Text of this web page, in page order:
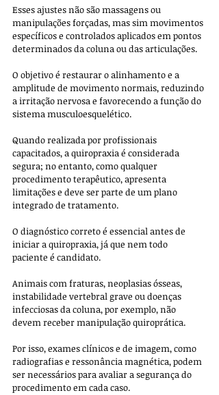
Esses ajustes não são massagens ou
manipulações forçadas, mas sim movimentos
específicos e controlados aplicados em pontos
determinados da coluna ou das articulações.
O objetivo é restaurar o alinhamento e a
amplitude de movimento normais, reduzindo
a irritação nervosa e favorecendo a função do
sistema musculoesquelético.
Quando realizada por profissionais
capacitados, a quiropraxia é considerada
segura; no entanto, como qualquer
procedimento terapêutico, apresenta
limitações e deve ser parte de um plano
integrado de tratamento.
O diagnóstico correto é essencial antes de
iniciar a quiropraxia, já que nem todo
paciente é candidato.
Animais com fraturas, neoplasias ósseas,
instabilidade vertebral grave ou doenças
infecciosas da coluna, por exemplo, não
devem receber manipulação quiroprática.
Por isso, exames clínicos e de imagem, como
radiografias e ressonância magnética, podem
ser necessários para avaliar a segurança do
procedimento em cada caso.